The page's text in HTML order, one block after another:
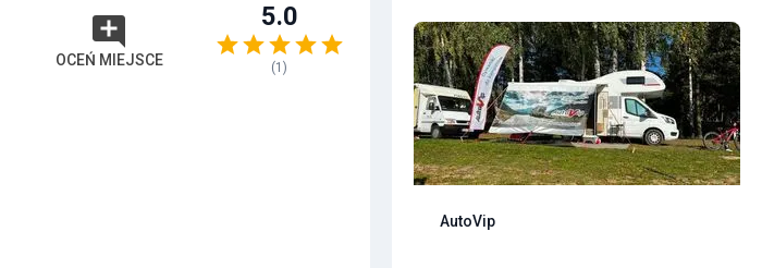
OCEŃ MIEJSCE
5.0
(1)
AutoVip